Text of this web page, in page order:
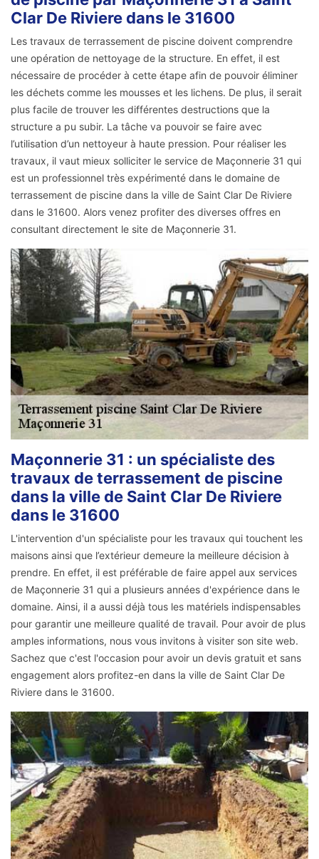
Clar De Riviere dans le 31600
Les travaux de terrassement de piscine doivent comprendre
une opération de nettoyage de la structure. En effet, il est
nécessaire de procéder à cette étape afin de pouvoir éliminer
les déchets comme les mousses et les lichens. De plus, il serait
plus facile de trouver les différentes destructions que la
structure a pu subir. La tâche va pouvoir se faire avec
l’utilisation d’un nettoyeur à haute pression. Pour réaliser les
travaux, il vaut mieux solliciter le service de Maçonnerie 31 qui
est un professionnel très expérimenté dans le domaine de
terrassement de piscine dans la ville de Saint Clar De Riviere
dans le 31600. Alors venez profiter des diverses offres en
consultant directement le site de Maçonnerie 31.
Maçonnerie 31 : un spécialiste des
travaux de terrassement de piscine
dans la ville de Saint Clar De Riviere
dans le 31600
L'intervention d'un spécialiste pour les travaux qui touchent les
maisons ainsi que l’extérieur demeure la meilleure décision à
prendre. En effet, il est préférable de faire appel aux services
de Maçonnerie 31 qui a plusieurs années d'expérience dans le
domaine. Ainsi, il a aussi déjà tous les matériels indispensables
pour garantir une meilleure qualité de travail. Pour avoir de plus
amples informations, nous vous invitons à visiter son site web.
Sachez que c'est l'occasion pour avoir un devis gratuit et sans
engagement alors profitez-en dans la ville de Saint Clar De
Riviere dans le 31600.